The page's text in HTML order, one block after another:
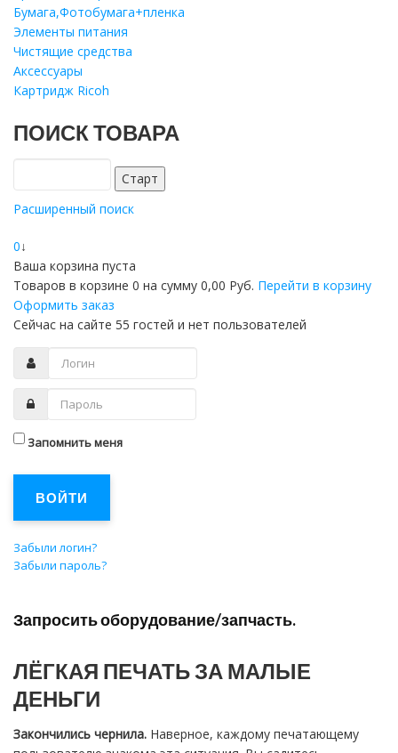
Бумага,Фотобумага+пленка
Элементы питания
Чистящие средства
Аксессуары
Картридж Ricoh
ПОИСК ТОВАРА
Расширенный поиск
0↓
Ваша корзина пуста
Товаров в корзине 0 на сумму 0,00 Руб. Перейти в корзину
Оформить заказ
Сейчас на сайте 55 гостей и нет пользователей
Запомнить меня
ВОЙТИ
Забыли логин?
Забыли пароль?
Запросить оборудование/запчасть.
ЛЁГКАЯ ПЕЧАТЬ ЗА МАЛЫЕ
ДЕНЬГИ
Закончились чернила. Наверное, каждому печатающему